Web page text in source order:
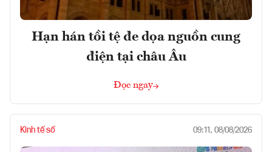
Hạn hán tồi tệ đe dọa nguồn cung
điện tại châu Âu
Đọc ngay
Kinh tế số 09:11, 08/08/2026